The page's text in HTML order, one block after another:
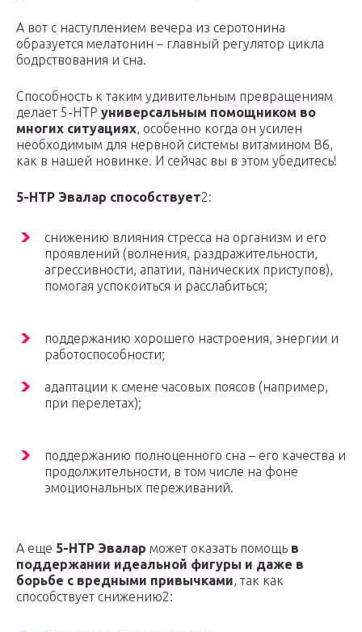
А вот с наступлением вечера из серотонина
образуется мелатонин – главный регулятор цикла
бодрствования и сна.
Способность к таким удивительным превращениям
делает 5-HTP универсальным помощником во
многих ситуациях, особенно когда он усилен
необходимым для нервной системы витамином В6,
как в нашей новинке. И сейчас вы в этом убедитесь!
5-HTP Эвалар способствует2:
снижению влияния стресса на организм и его
проявлений (волнения, раздражительности,
агрессивности, апатии, панических приступов),
помогая успокоиться и расслабиться;
поддержанию хорошего настроения, энергии и
работоспособности;
адаптации к смене часовых поясов (например,
при перелетах);
поддержанию полноценного сна – его качества и
продолжительности, в том числе на фоне
эмоциональных переживаний.
А еще 5-HTP Эвалар может оказать помощь в
поддержании идеальной фигуры и даже в
борьбе с вредными привычками, так как
способствует снижению2: